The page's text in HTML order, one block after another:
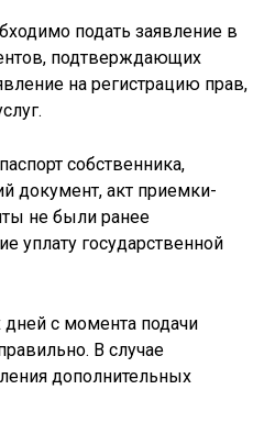
подать заявление в
подтверждающих
на регистрацию прав,
собственника,
документ, акт приемки-
не были ранее
уплату государственной
с момента подачи
В случае
дополнительных